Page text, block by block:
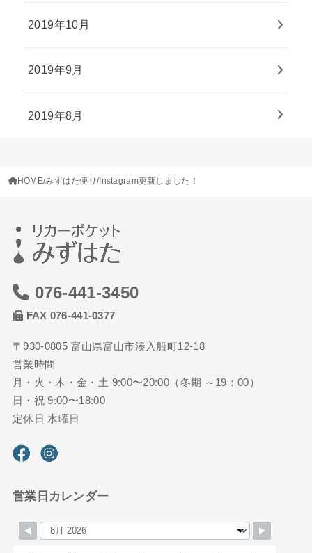
2019年10月
2019年9月
2019年8月
HOME みずはた便り Instagram更新しました！
076-441-3450
FAX 076-441-0377
〒930-0805 富山県富山市湊入船町12-18
営業時間
月・火・木・金・土 9:00〜20:00（冬期 ～19：00）
日・祝 9:00〜18:00
定休日 水曜日
営業日カレンダー